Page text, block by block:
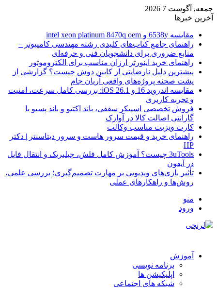
جمعه, آگوست 7 2026
آخرین خبرها
مقایسه 6538y و intel xeon platinum 8470q oem
راهنمای جامع کتاب‌های کلیدی رشته مهندسی کامپیوتر –
منابع ضروری برای دانشجویان فنی و حرفه‌ای
راهنمای خرید اینورتر ارزان مناسب برای الکتروموتور
بیشترین دلیل نارضایتی از کابین دوش چیست؟ گزارشی از
پشت صحنه پروژه‌های واقعی آریان جام
مقایسه اندروید 16 و iOS 26.1: بررسی کامل سرعت، امنیت
و تجربه کاربری
فروش تخصصی اسپیکر سقفی، باند اکتیو و باند پسیو با
گارانتی اصالت کالا در آوازک
کارت ویزیت مناسب وکالت
راهنمای خرید و قیمت سرور هاست و سرور دیتاسنتر | دکتر
HP
3uTools چیست؟ آموزش کامل فلش، جیلبریک و انتقال فایل
در آیفون
تأثیر بازی‌های ویدیویی بر مهارت تصمیم‌گیری؛ بررسی علمی،
روش‌ها و راهکارهای عملی
منو
ورود
آموزش
برنامه نویسی
اپلیکیشن ها
شبکه های اجتماعی